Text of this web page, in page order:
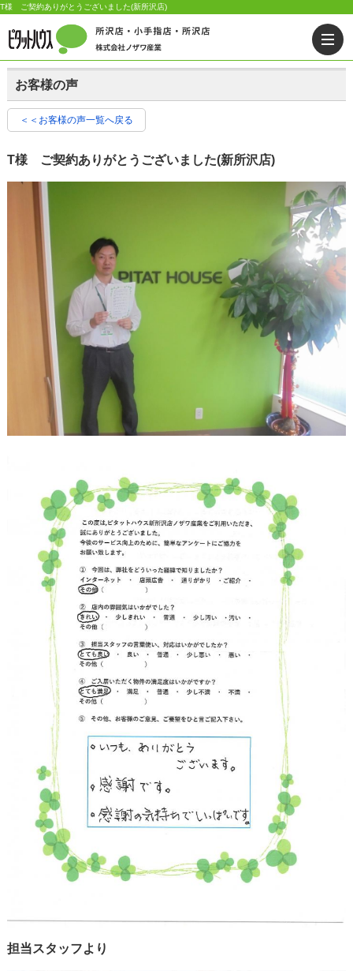
T様 ご契約ありがとうございました(新所沢店)
お客様の声
＜＜お客様の声一覧へ戻る
T様 ご契約ありがとうございました(新所沢店)
担当スタッフより